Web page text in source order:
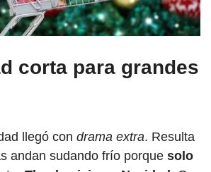
corta para grandes
llegó con drama extra. Resulta
andan sudando frío porque solo